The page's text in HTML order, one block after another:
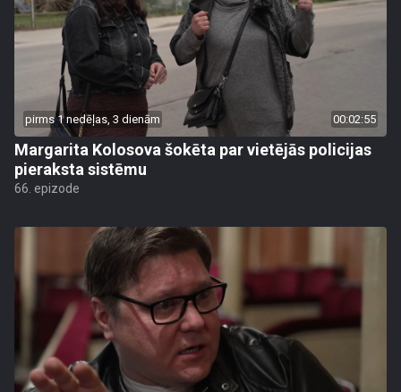
pirms 1 nedēļas, 3 dienām 00:02:55
Margarita Kolosova šokēta par vietējās policijas
pieraksta sistēmu
66. epizode